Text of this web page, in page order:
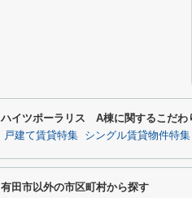
ハイツポーラリス A棟に関するこだわ
戸建て賃貸特集 シングル賃貸物件特集
有田市以外の市区町村から探す